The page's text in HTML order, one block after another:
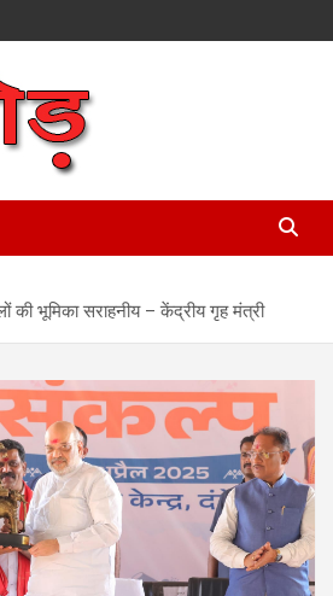
भूमिका सराहनीय – केंद्रीय गृह मंत्री